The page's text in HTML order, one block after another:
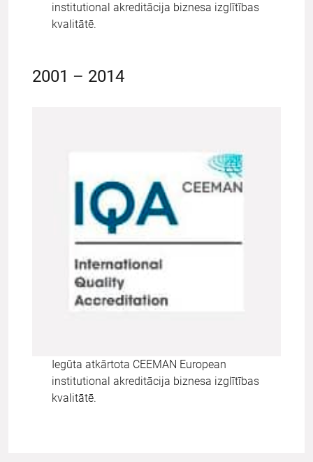
institutional akreditācija biznesa izglītības
kvalitātē.
2001 – 2014
Iegūta atkārtota CEEMAN European
institutional akreditācija biznesa izglītības
kvalitātē.